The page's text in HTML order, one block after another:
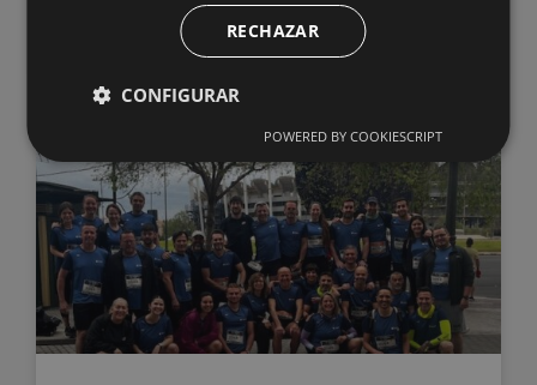
XI Encuentro Hispano-Marroquí de la
Industria Automotriz
RECHAZAR
CONFIGURAR
POWERED BY COOKIESCRIPT